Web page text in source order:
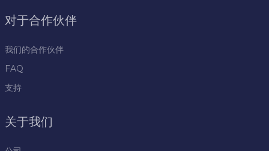
对于合作伙伴
我们的合作伙伴
FAQ
支持
关于我们